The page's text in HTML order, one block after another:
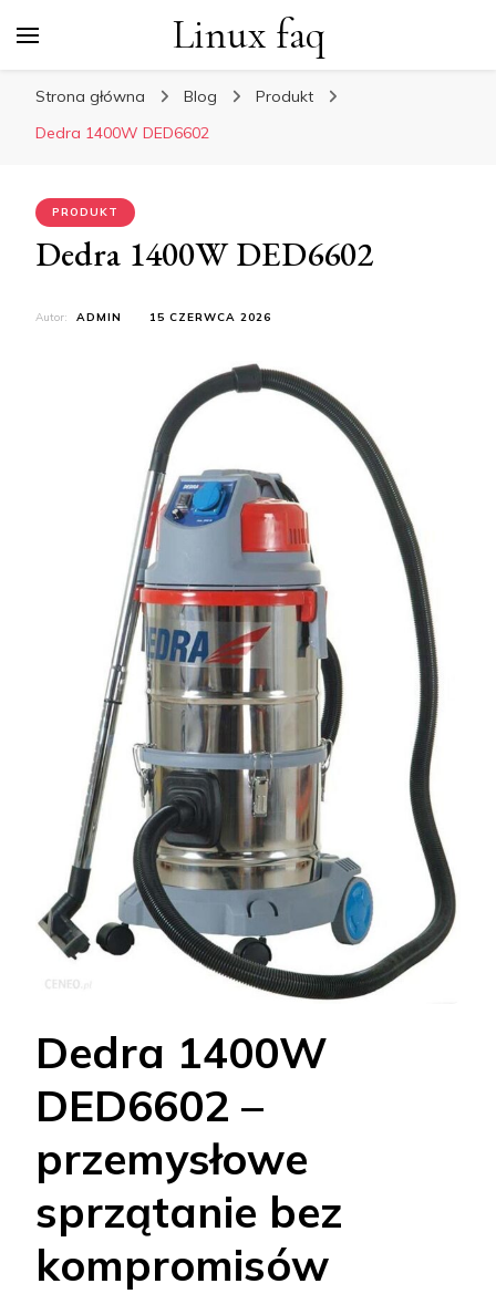
Linux faq
Strona główna Blog
Produkt
Dedra 1400W DED6602
PRODUKT
Dedra 1400W DED6602
Autor: ADMIN 15 CZERWCA 2026
Dedra 1400W
DED6602 –
przemysłowe
sprzątanie bez
kompromisów